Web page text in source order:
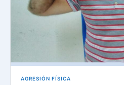
AGRESIÓN FÍSICA